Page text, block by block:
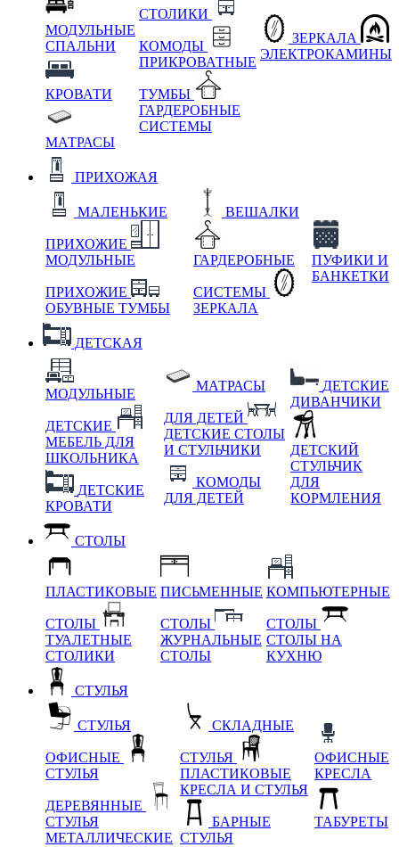
МОДУЛЬНЫЕ
СПАЛЬНИ
КРОВАТИ
МАТРАСЫ
СТОЛИКИ
КОМОДЫ
ПРИКРОВАТНЫЕ
ТУМБЫ
ГАРДЕРОБНЫЕ
СИСТЕМЫ
ЗЕРКАЛА
ЭЛЕКТРОКАМИНЫ
ПРИХОЖАЯ
МАЛЕНЬКИЕ
ПРИХОЖИЕ
МОДУЛЬНЫЕ
ПРИХОЖИЕ
ОБУВНЫЕ ТУМБЫ
ВЕШАЛКИ
ГАРДЕРОБНЫЕ
СИСТЕМЫ
ЗЕРКАЛА
ПУФИКИ И
БАНКЕТКИ
ДЕТСКАЯ
МОДУЛЬНЫЕ
ДЕТСКИЕ
МЕБЕЛЬ ДЛЯ
ШКОЛЬНИКА
ДЕТСКИЕ
КРОВАТИ
МАТРАСЫ
ДЛЯ ДЕТЕЙ
ДЕТСКИЕ СТОЛЫ
И СТУЛЬЧИКИ
КОМОДЫ
ДЛЯ ДЕТЕЙ
ДЕТСКИЕ
ДИВАНЧИКИ
ДЕТСКИЙ
СТУЛЬЧИК
ДЛЯ
КОРМЛЕНИЯ
СТОЛЫ
ПЛАСТИКОВЫЕ
СТОЛЫ
ТУАЛЕТНЫЕ
СТОЛИКИ
ПИСЬМЕННЫЕ
СТОЛЫ
ЖУРНАЛЬНЫЕ
СТОЛЫ
КОМПЬЮТЕРНЫЕ
СТОЛЫ
СТОЛЫ НА
КУХНЮ
СТУЛЬЯ
СТУЛЬЯ
ОФИСНЫЕ
СТУЛЬЯ
ДЕРЕВЯННЫЕ
СТУЛЬЯ
МЕТАЛЛИЧЕСКИЕ
СКЛАДНЫЕ
СТУЛЬЯ
ПЛАСТИКОВЫЕ
КРЕСЛА И СТУЛЬЯ
БАРНЫЕ
СТУЛЬЯ
ОФИСНЫЕ
КРЕСЛА
ТАБУРЕТЫ